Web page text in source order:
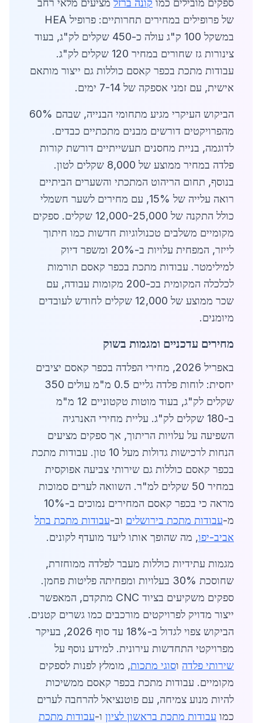
ספקים מובילים כמו קונה ברזל מציעים מלאי רחב
של פרופילים במחירים תחרותיים: פרופיל HEA
במשקל 100 ק"ג עולה כ-450 שקלים לק"ג, בעוד
צינורות גז שחורים במחיר 120 שקלים לק"ג.
עבודות מתכת בכפר קאסם כוללות גם ייצור מותאם
אישית, עם זמני אספקה של 7-14 ימים.
הביקוש העיקרי מגיע מתחומי הבנייה, שבהם 60%
מהפרויקטים דורשים מבנים מתכתיים כבדים.
לדוגמה, בניית מחסנים תעשייתיים דורשת קורות
פלדה במחיר ממוצע של 8,000 שקלים לטון.
בנוסף, תחום הריהוט המתכתי והשערים הביתיים
רואה עלייה של 15%, עם מחירים לשער חשמלי
כולל התקנה של 12,000-25,000 שקלים. ספקים
מקומיים משלבים טכנולוגיות חדשות כמו חיתוך
לייזר, המפחית עלויות ב-20% ומשפר דיוק
למילימטר. עבודות מתכת בכפר קאסם תורמות
לכלכלה המקומית בכ-200 מקומות עבודה, עם
שכר ממוצע של 12,000 שקלים לחודש לעובדים
מיומנים.
מחירים עדכניים ומגמות בשוק
באפריל 2026, מחירי הפלדה בכפר קאסם יציבים
יחסית: לוחות פלדה גליים 0.5 מ"מ עולים 350
שקלים לק"ג, בעוד מוטות טקטוניים 12 מ"מ
ב-180 שקלים לק"ג. עליית מחירי האנרגיה
השפיעה על עלויות הריתוך, אך ספקים מציעים
הנחות לרכישות גדולות מעל 10 טון. עבודות מתכת
בכפר קאסם כוללות גם שירותי צביעה אפוקסית
במחיר 50 שקלים למ"ר. השוואה לערים סמוכות
מראה כי בכפר קאסם המחירים נמוכים ב-10%
מ-עבודות מתכת בירושלים וב-עבודות מתכת בתל
אביב-יפו, מה שהופך אותו ליעד מועדף לקונים.
מגמות עתידיות כוללות מעבר לפלדה ממוחזרת,
שחוסכת 30% בעלויות ומפחיתה פליטות פחמן.
ספקים משקיעים בציוד CNC מתקדם, המאפשר
ייצור מדויק לפרויקטים מורכבים כמו גשרים קטנים.
הביקוש צפוי לגדול ב-18% עד סוף 2026, בעיקר
מפרויקטי התחדשות עירונית. למידע נוסף על
שירותי פלדה וסוגי מתכות, מומלץ לפנות לספקים
מקומיים. עבודות מתכת בכפר קאסם ממשיכות
להיות מנוע צמיחה, עם פוטנציאל להרחבה לערים
כמו עבודות מתכת בראשון לציון ו-עבודות מתכת